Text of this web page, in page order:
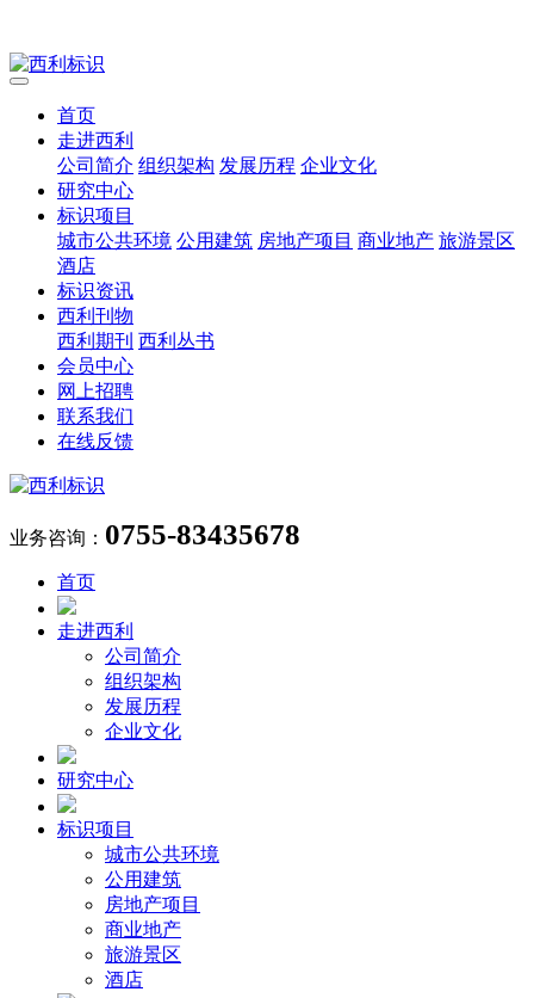
首页
走进西利
公司简介 组织架构 发展历程 企业文化
研究中心
标识项目
城市公共环境 公用建筑 房地产项目 商业地产 旅游景区
酒店
标识资讯
西利刊物
西利期刊 西利丛书
会员中心
网上招聘
联系我们
在线反馈
业务咨询： 0755-83435678
首页
走进西利
公司简介
组织架构
发展历程
企业文化
研究中心
标识项目
城市公共环境
公用建筑
房地产项目
商业地产
旅游景区
酒店